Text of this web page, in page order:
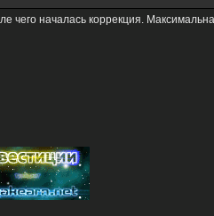
чего началась коррекция.